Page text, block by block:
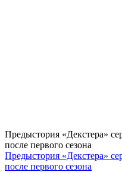
Предыстория «Декстера»
после первого сезона
Предыстория «Декстера»
после первого сезона